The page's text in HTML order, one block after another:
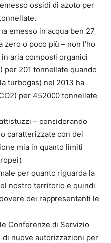
ossidi di azoto per
emesso in acqua ben 27
o poco più – non l’ho
aria composti organici
per 201 tonnellate quando
turbogas) nel 2013 ha
per 452000 tonnellate
– considerando
caratterizzate con dei
mia in quanto limiti
per quanto riguarda la
nostro territorio e quindi
dei rappresentanti le
Conferenze di Servizio
nuove autorizzazioni per